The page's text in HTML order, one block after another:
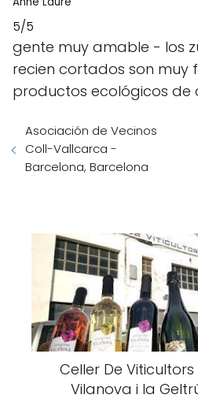
5/5
gente muy amable - los
recien cortados son muy
productos ecológicos de
Asociación de Vecinos
Coll-Vallcarca -
Barcelona, Barcelona
Celler De Viticultors
Vilanova i la